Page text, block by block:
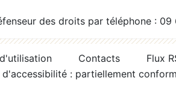
des droits par téléphone :
Contacts
Flux
d'accessibilité : partiellement